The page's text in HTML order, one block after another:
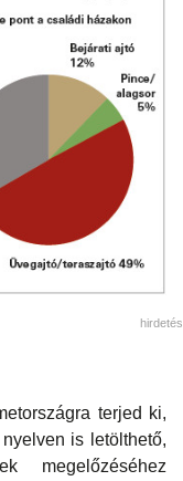
hirdetés
terjed ki,
is letölthető,
megelőzéséhez